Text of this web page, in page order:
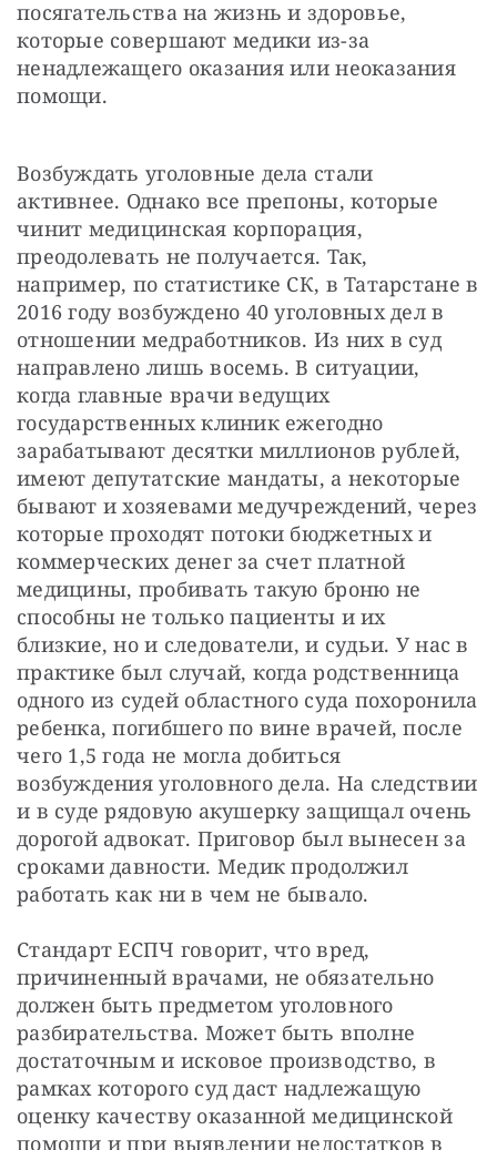
посягательства на жизнь и здоровье,
которые совершают медики из-за
ненадлежащего оказания или неоказания
помощи.
Возбуждать уголовные дела стали
активнее. Однако все препоны, которые
чинит медицинская корпорация,
преодолевать не получается. Так,
например, по статистике СК, в Татарстане в
2016 году возбуждено 40 уголовных дел в
отношении медработников. Из них в суд
направлено лишь восемь. В ситуации,
когда главные врачи ведущих
государственных клиник ежегодно
зарабатывают десятки миллионов рублей,
имеют депутатские мандаты, а некоторые
бывают и хозяевами медучреждений, через
которые проходят потоки бюджетных и
коммерческих денег за счет платной
медицины, пробивать такую броню не
способны не только пациенты и их
близкие, но и следователи, и судьи. У нас в
практике был случай, когда родственница
одного из судей областного суда похоронила
ребенка, погибшего по вине врачей, после
чего 1,5 года не могла добиться
возбуждения уголовного дела. На следствии
и в суде рядовую акушерку защищал очень
дорогой адвокат. Приговор был вынесен за
сроками давности. Медик продолжил
работать как ни в чем не бывало.
Стандарт ЕСПЧ говорит, что вред,
причиненный врачами, не обязательно
должен быть предметом уголовного
разбирательства. Может быть вполне
достаточным и исковое производство, в
рамках которого суд даст надлежащую
оценку качеству оказанной медицинской
помощи и при выявлении недостатков в